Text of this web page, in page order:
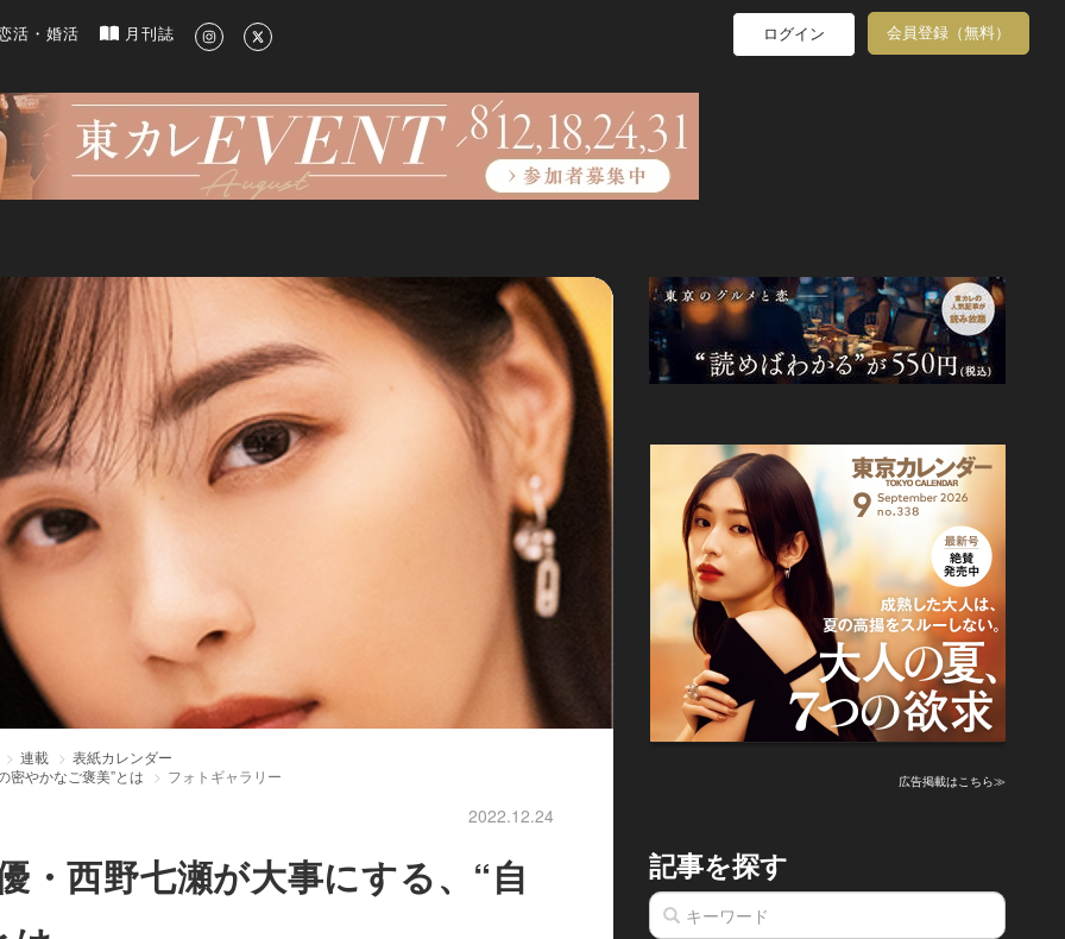
ルメ、洗練されたライフスタイル情報
活・婚活 月刊誌 ログイン 会員登録（無料）
連載
表紙カレンダー
密やかなご褒美”とは
フォトギャラリー
2022.12.24
・西野七瀬が大事にする、“自
広告掲載はこちら≫
記事を探す